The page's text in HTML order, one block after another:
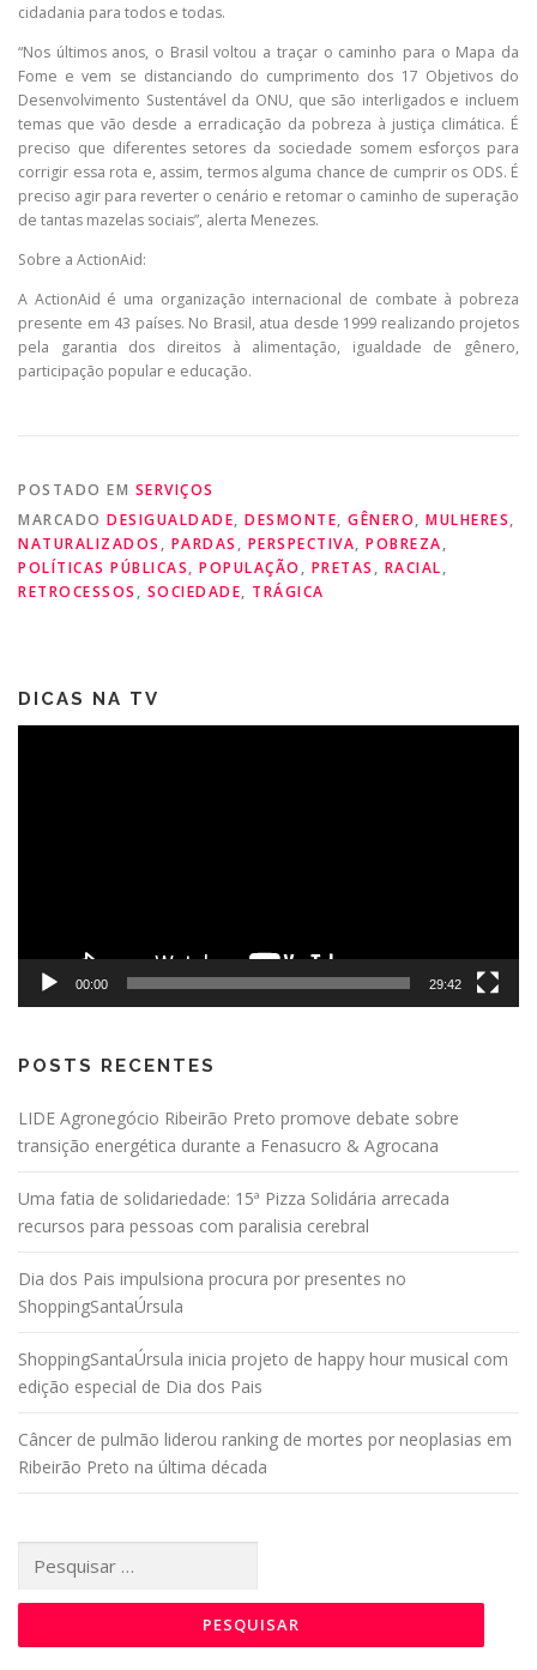
cidadania para todos e todas.
“Nos últimos anos, o Brasil voltou a traçar o caminho para o Mapa da
Fome e vem se distanciando do cumprimento dos 17 Objetivos do
Desenvolvimento Sustentável da ONU, que são interligados e incluem
temas que vão desde a erradicação da pobreza à justiça climática. É
preciso que diferentes setores da sociedade somem esforços para
corrigir essa rota e, assim, termos alguma chance de cumprir os ODS. É
preciso agir para reverter o cenário e retomar o caminho de superação
de tantas mazelas sociais”, alerta Menezes.
Sobre a ActionAid:
A ActionAid é uma organização internacional de combate à pobreza
presente em 43 países. No Brasil, atua desde 1999 realizando projetos
pela garantia dos direitos à alimentação, igualdade de gênero,
participação popular e educação.
POSTADO EM SERVIÇOS
MARCADO DESIGUALDADE, DESMONTE, GÊNERO, MULHERES,
NATURALIZADOS , PARDAS , PERSPECTIVA, POBREZA,
POLÍTICAS PÚBLICAS, POPULAÇÃO , PRETAS , RACIAL,
RETROCESSOS , SOCIEDADE, TRÁGICA
DICAS NA TV
00:00 29:42
POSTS RECENTES
LIDE Agronegócio Ribeirão Preto promove debate sobre
transição energética durante a Fenasucro & Agrocana
Uma fatia de solidariedade: 15ª Pizza Solidária arrecada
recursos para pessoas com paralisia cerebral
Dia dos Pais impulsiona procura por presentes no
ShoppingSantaÚrsula
ShoppingSantaÚrsula inicia projeto de happy hour musical com
edição especial de Dia dos Pais
Câncer de pulmão liderou ranking de mortes por neoplasias em
Ribeirão Preto na última década
por: